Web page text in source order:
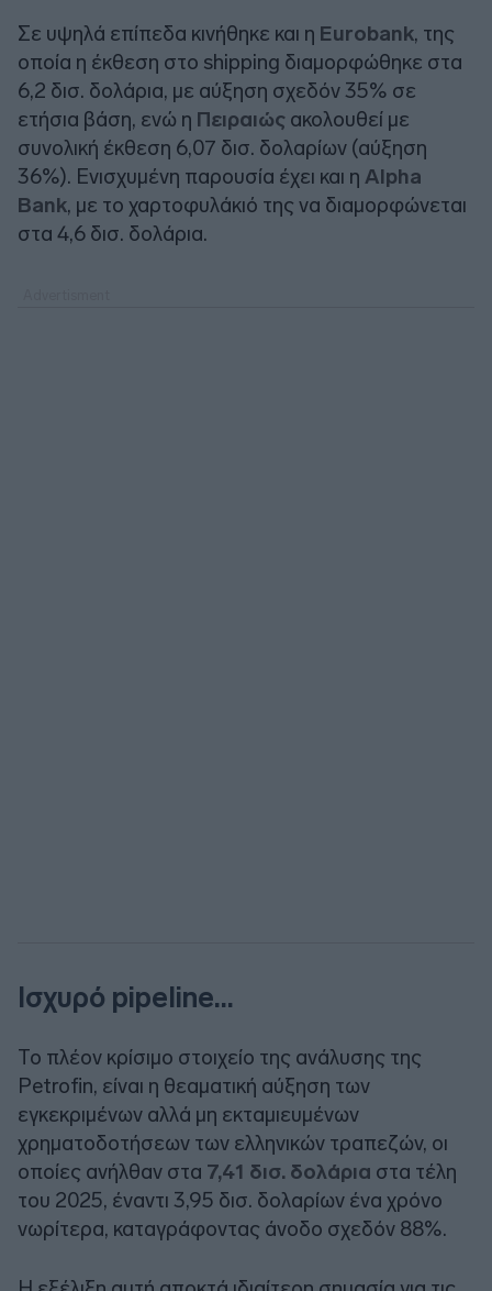
Σε υψηλά επίπεδα κινήθηκε και η Eurobank, της
οποία η έκθεση στο shipping διαμορφώθηκε στα
6,2 δισ. δολάρια, με αύξηση σχεδόν 35% σε
ετήσια βάση, ενώ η Πειραιώς ακολουθεί με
συνολική έκθεση 6,07 δισ. δολαρίων (αύξηση
36%). Ενισχυμένη παρουσία έχει και η Alpha
Bank, με το χαρτοφυλάκιό της να διαμορφώνεται
στα 4,6 δισ. δολάρια.
Ισχυρό pipeline...
Το πλέον κρίσιμο στοιχείο της ανάλυσης της
Petrofin, είναι η θεαματική αύξηση των
εγκεκριμένων αλλά μη εκταμιευμένων
χρηματοδοτήσεων των ελληνικών τραπεζών, οι
οποίες ανήλθαν στα 7,41 δισ. δολάρια στα τέλη
του 2025, έναντι 3,95 δισ. δολαρίων ένα χρόνο
νωρίτερα, καταγράφοντας άνοδο σχεδόν 88%.